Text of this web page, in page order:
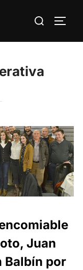
Buscar:
Juan
Balbín por